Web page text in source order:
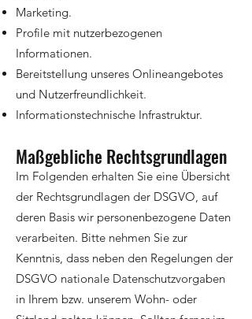
Marketing.
Profile mit nutzerbezogenen
Informationen.
Bereitstellung unseres Onlineangebotes
und Nutzerfreundlichkeit.
Informationstechnische Infrastruktur.
Maßgebliche Rechtsgrundlagen
Im Folgenden erhalten Sie eine Übersicht
der Rechtsgrundlagen der DSGVO, auf
deren Basis wir personenbezogene Daten
verarbeiten. Bitte nehmen Sie zur
Kenntnis, dass neben den Regelungen der
DSGVO nationale Datenschutzvorgaben
in Ihrem bzw. unserem Wohn- oder